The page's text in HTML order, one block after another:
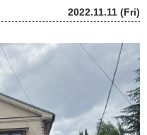
2022.11.11 (Fri)